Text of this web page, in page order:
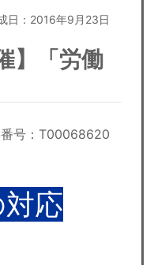
日：2016年9月23日
】「労働
号：T00068620
応